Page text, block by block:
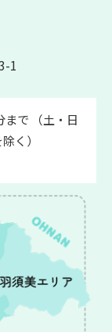
1
まで （土・日
く）